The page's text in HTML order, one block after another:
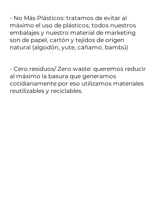
- No Más Plásticos: tratamos de evitar al
máximo el uso de plásticos, todos nuestros
embalajes y nuestro material de marketing
son de papel, cartón y tejidos de origen
natural (algodón, yute, cáñamo, bambú)
- Cero residuos/ Zero waste: queremos reducir
al máximo la basura que generamos
cotidianamente por eso utilizamos materiales
reutilizables y reciclables.